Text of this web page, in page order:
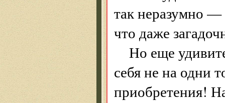
так неразумно
что даже
Но еще
себя не на одни
приобретения!